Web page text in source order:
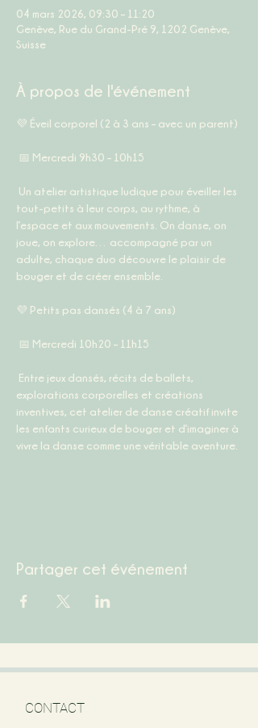
04 mars 2026, 09:30 – 11:20
Genève, Rue du Grand-Pré 9, 1202 Genève,
Suisse
À propos de l'événement
💜 Éveil corporel (2 à 3 ans – avec un parent)
📅 Mercredi 9h30 – 10h15
tout-petits à leur corps, au rythme, à
l’espace et aux mouvements. On danse, on
joue, on explore… accompagné par un
adulte, chaque duo découvre le plaisir de
bouger et de créer ensemble.
💜 Petits pas dansés (4 à 7 ans)
📅 Mercredi 10h20 – 11h15
explorations corporelles et créations
inventives, cet atelier de danse créatif invite
les enfants curieux de bouger et d’imaginer à
vivre la danse comme une véritable aventure.
Partager cet événement
CONTACT